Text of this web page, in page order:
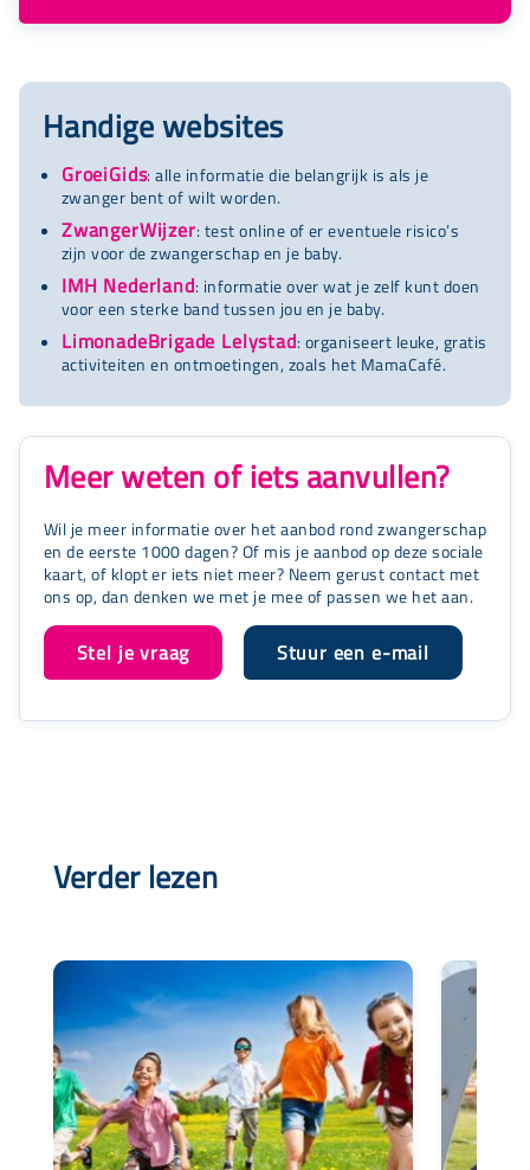
Handige websites
GroeiGids: alle informatie die belangrijk is als je
zwanger bent of wilt worden.
ZwangerWijzer: test online of er eventuele risico’s
zijn voor de zwangerschap en je baby.
IMH Nederland: informatie over wat je zelf kunt doen
voor een sterke band tussen jou en je baby.
LimonadeBrigade Lelystad: organiseert leuke, gratis
activiteiten en ontmoetingen, zoals het MamaCafé.
Meer weten of iets aanvullen?
Wil je meer informatie over het aanbod rond zwangerschap
en de eerste 1000 dagen? Of mis je aanbod op deze sociale
kaart, of klopt er iets niet meer? Neem gerust contact met
ons op, dan denken we met je mee of passen we het aan.
Stel je vraag Stuur een e-mail
Verder lezen